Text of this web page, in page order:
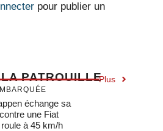
pour publier un
PATROUILLEPlus
échange sa
une Fiat
à 45 km/h